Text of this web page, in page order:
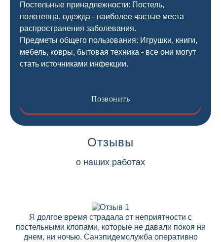
Отзывы
о наших работах
Я долгое время страдала от неприятности с
постельными клопами, которые не давали покоя ни
днем, ни ночью. Санэпидемслужба оперативно
Постельные принадлежности: Постель,
полотенца, одежда - наиболее частые места
распространения заболевания.
Предметы общего пользования: Игрушки, книги,
мебель, ковры, бытовая техника - все они могут
стать источниками инфекции.
Позвонить